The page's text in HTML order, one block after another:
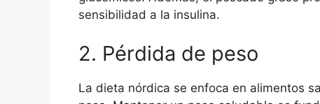
sensibilidad a la insulina.
2. Pérdida de peso
La dieta nórdica se enfoca en alimentos